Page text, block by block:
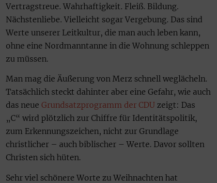
Vertragstreue. Wahrhaftigkeit. Fleiß. Bildung.
Nächstenliebe. Vielleicht sogar Vergebung. Das sind
Werte unserer Leitkultur, die man auch leben kann,
ohne eine Nordmanntanne in die Wohnung schleppen
zu müssen.
Man mag die Äußerung von Merz schnell weglächeln.
Tatsächlich steckt dahinter aber eine Gefahr, wie auch
das neue Grundsatzprogramm der CDU zeigt: Das
„C“ wird plötzlich zur Chiffre für Identitätspolitik,
zum Erkennungszeichen, nicht zur Grundlage
christlicher – auch biblischer – Werte. Davor sollten
Christen sich hüten.
Sehr viel schönere Worte zu Weihnachten hat